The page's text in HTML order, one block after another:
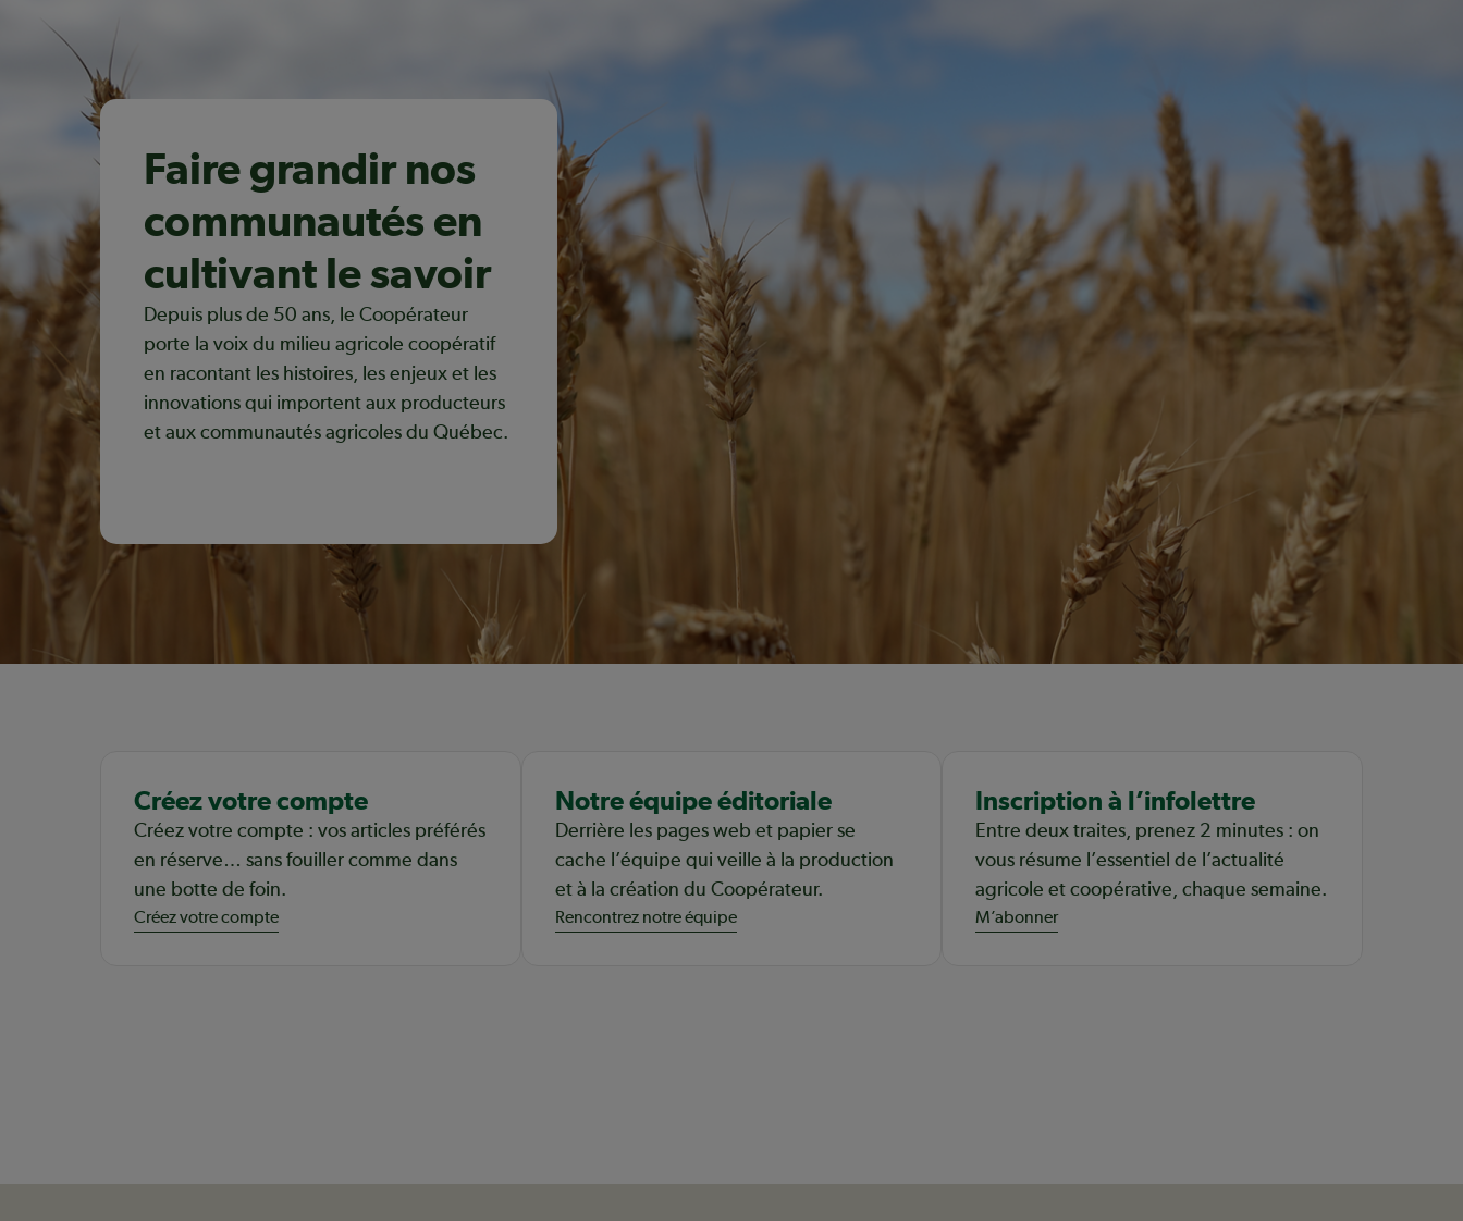
Faire grandir nos
communautés en
cultivant le savoir
Depuis plus de 50 ans, le Coopérateur
porte la voix du milieu agricole coopératif
en racontant les histoires, les enjeux et les
innovations qui importent aux producteurs
et aux communautés agricoles du Québec.
Créez votre compte
Créez votre compte : vos articles préférés
en réserve… sans fouiller comme dans
une botte de foin.
Créez votre compte
Notre équipe éditoriale
Derrière les pages web et papier se
cache l’équipe qui veille à la production
et à la création du Coopérateur.
Rencontrez notre équipe
Inscription à l’infolettre
Entre deux traites, prenez 2 minutes : on
vous résume l’essentiel de l’actualité
agricole et coopérative, chaque semaine.
M’abonner